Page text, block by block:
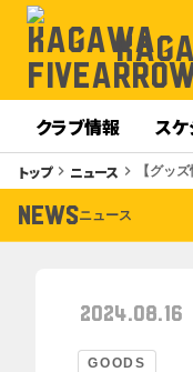
クラブ情報 ス
トップkeyboard_arrow_right ニュース keyboard_arrow_right 【グッ
NEWSニュース
GOODS
2024.08.16